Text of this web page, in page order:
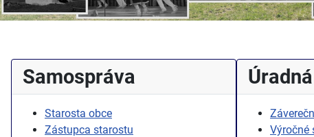
Samospráva
Starosta obce
Zástupca starostu
Výročné